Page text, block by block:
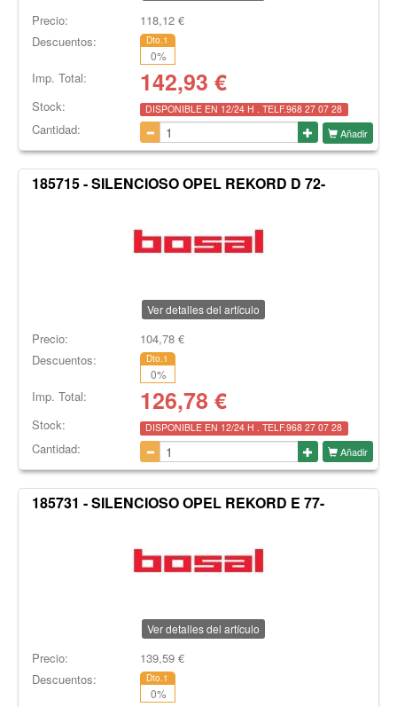
Precio: 118,12€
Descuentos:
Dto.1
0%
Imp. Total: 142,93 €
Stock: DISPONIBLE EN 12/24 H . TELF.968 27 07 28
Cantidad: Añadir
185715 - SILENCIOSO OPEL REKORD D 72-
Ver detalles del artículo
Precio: 104,78€
Descuentos:
Dto.1
0%
Imp. Total: 126,78 €
Stock: DISPONIBLE EN 12/24 H . TELF.968 27 07 28
Cantidad: Añadir
185731 - SILENCIOSO OPEL REKORD E 77-
Ver detalles del artículo
Precio: 139,59€
Descuentos:
Dto.1
0%